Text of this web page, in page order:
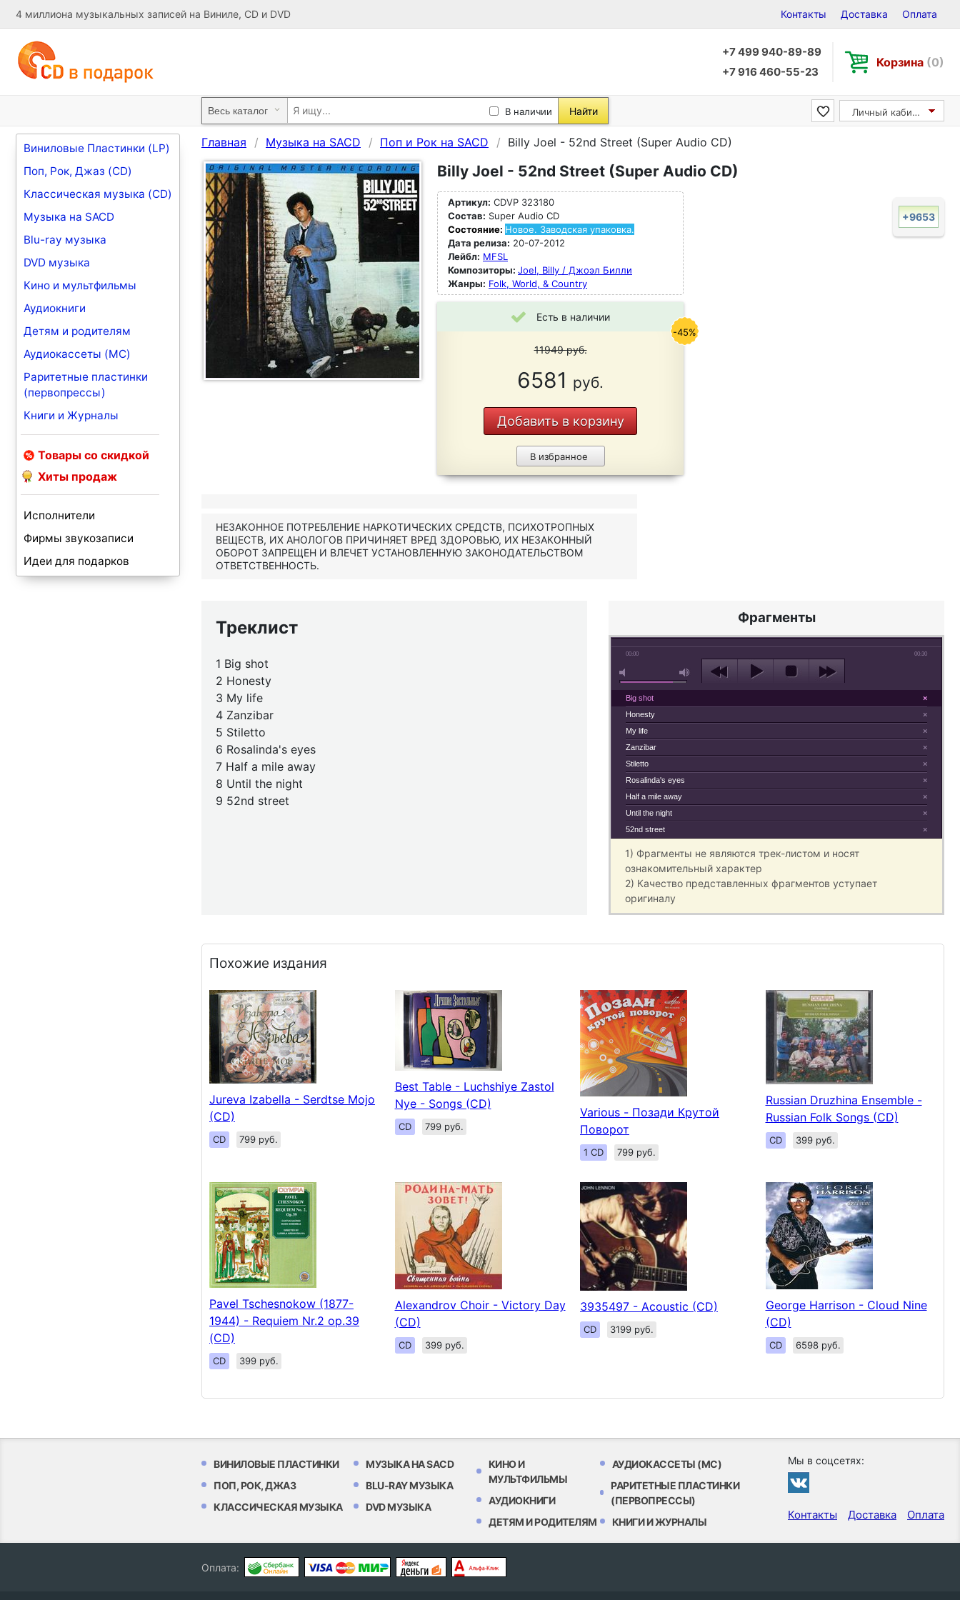
4 миллиона музыкальных записей на Виниле, CD и DVD Контакты Доставка Оплата
+7 499 940-89-89
+7 916 460-55-23
Корзина (0)
В наличии Найти Личный кабинет
Виниловые Пластинки (LP)
Поп, Рок, Джаз (CD)
Классическая музыка (CD)
Музыка на SACD
Blu-ray музыка
DVD музыка
Кино и мультфильмы
Аудиокниги
Детям и родителям
Аудиокассеты (MC)
Раритетные пластинки
(первопрессы)
Книги и Журналы
Товары со скидкой
Хиты продаж
Исполнители
Фирмы звукозаписи
Идеи для подарков
Главная Музыка на SACD Поп и Рок на SACD Billy Joel - 52nd Street (Super Audio CD)
Billy Joel - 52nd Street (Super Audio CD)
Артикул: CDVP 323180
Состав: Super Audio CD
Состояние: Новое. Заводская упаковка.
Дата релиза: 20-07-2012
Лейбл: MFSL
Композиторы: Joel, Billy / Джоэл Билли
Жанры: Folk, World, & Country
Есть в наличии
11949руб.
6581 руб.
Добавить в корзину
В избранное
-45%
+9653
НЕЗАКОННОЕ ПОТРЕБЛЕНИЕ НАРКОТИЧЕСКИХ СРЕДСТВ, ПСИХОТРОПНЫХ
ВЕЩЕСТВ, ИХ АНОЛОГОВ ПРИЧИНЯЕТ ВРЕД ЗДОРОВЬЮ, ИХ НЕЗАКОННЫЙ
ОБОРОТ ЗАПРЕЩЕН И ВЛЕЧЕТ УСТАНОВЛЕННУЮ ЗАКОНОДАТЕЛЬСТВОМ
ОТВЕТСТВЕННОСТЬ.
Треклист
1 Big shot
2 Honesty
3 My life
4 Zanzibar
5 Stiletto
6 Rosalinda's eyes
7 Half a mile away
8 Until the night
9 52nd street
Фрагменты
00:00 00:30
×
Big shot
×
Honesty
×
My life
×
Zanzibar
×
Stiletto
×
Rosalinda's eyes
×
Half a mile away
×
Until the night
×
52nd street
1) Фрагменты не являются трек-листом и носят
ознакомительный характер
2) Качество представленных фрагментов уступает
оригиналу
Похожие издания
Jureva Izabella - Serdtse Mojo
(CD)
CD 799 руб.
Best Table - Luchshiye Zastol
Nye - Songs (CD)
CD 799 руб.
Various - Позади Крутой
Поворот
1 CD 799 руб.
Russian Druzhina Ensemble -
Russian Folk Songs (CD)
CD 399 руб.
Pavel Tschesnokow (1877-
1944) - Requiem Nr.2 op.39
(CD)
CD 399 руб.
Alexandrov Choir - Victory Day
(CD)
CD 399 руб.
3935497 - Acoustic (CD)
CD 3199 руб.
George Harrison - Cloud Nine
(CD)
CD 6598 руб.
ВИНИЛОВЫЕ ПЛАСТИНКИ
ПОП, РОК, ДЖАЗ
КЛАССИЧЕСКАЯ МУЗЫКА
МУЗЫКА НА SACD
BLU-RAY МУЗЫКА
DVD МУЗЫКА
КИНО И
МУЛЬТФИЛЬМЫ
АУДИОКНИГИ
ДЕТЯМ И РОДИТЕЛЯМ
АУДИОКАССЕТЫ (MC)
РАРИТЕТНЫЕ ПЛАСТИНКИ
(ПЕРВОПРЕССЫ)
КНИГИ И ЖУРНАЛЫ
Мы в соцсетях:
Контакты Доставка Оплата
Оплата: